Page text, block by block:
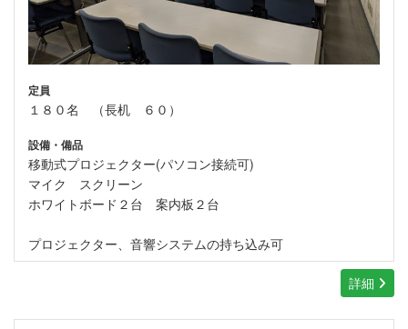
定員
１８０名 （長机 ６０）
設備・備品
移動式プロジェクター(パソコン接続可)
マイク スクリーン
ホワイトボード２台 案内板２台
プロジェクター、音響システムの持ち込み可
詳細